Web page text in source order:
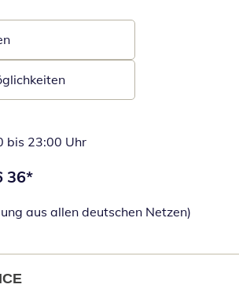
bis 23:00 Uhr
36*
aus allen deutschen Netzen)